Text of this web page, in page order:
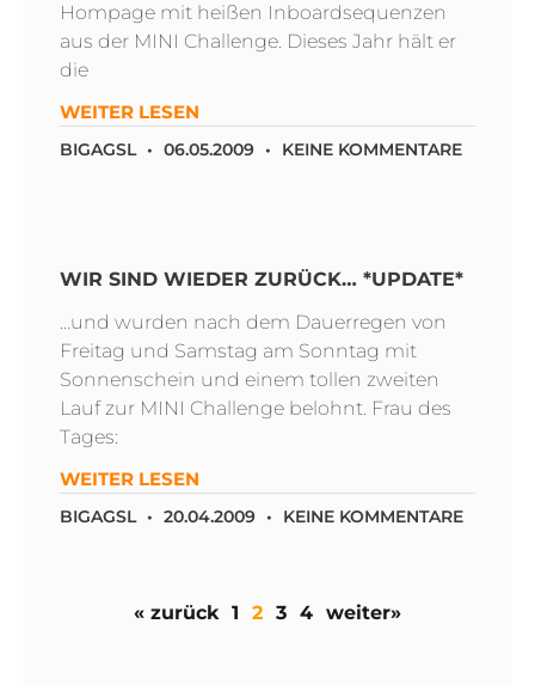
Hompage mit heißen Inboardsequenzen
aus der MINI Challenge. Dieses Jahr hält er
die
WEITER LESEN
BIGAGSL 06.05.2009 KEINE KOMMENTARE
WIR SIND WIEDER ZURÜCK… *UPDATE*
…und wurden nach dem Dauerregen von
Freitag und Samstag am Sonntag mit
Sonnenschein und einem tollen zweiten
Lauf zur MINI Challenge belohnt. Frau des
Tages:
WEITER LESEN
BIGAGSL 20.04.2009 KEINE KOMMENTARE
« zurück 1 2 3 4 weiter»